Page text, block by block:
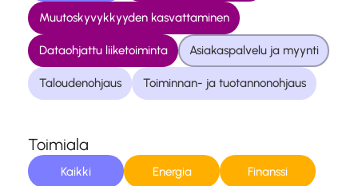
Muutoskyvykkyyden kasvattaminen
Dataohjattu liiketoiminta Asiakaspalvelu ja myynti
Taloudenohjaus Toiminnan- ja tuotannonohjaus
Toimiala
Kaikki Energia Finanssi